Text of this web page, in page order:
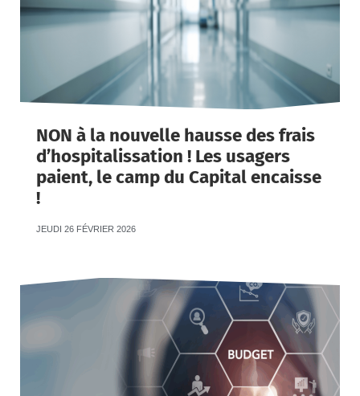
NON à la nouvelle hausse des frais
d’hospitalissation ! Les usagers
paient, le camp du Capital encaisse
!
JEUDI 26 FÉVRIER 2026